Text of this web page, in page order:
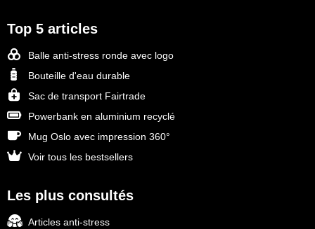
Top 5 articles
Balle anti-stress ronde avec logo
Bouteille d'eau durable
Sac de transport Fairtrade
Powerbank en aluminium recyclé
Mug Oslo avec impression 360°
Voir tous les bestsellers
Les plus consultés
Articles anti-stress